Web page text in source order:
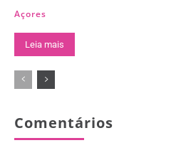
Açores
Leia mais
Comentários